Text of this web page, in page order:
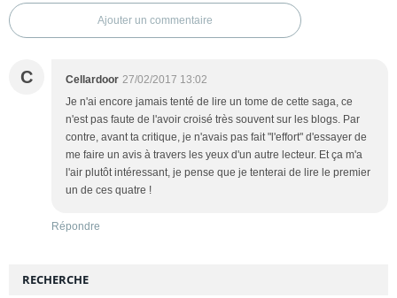
Ajouter un commentaire
C Cellardoor 27/02/2017 13:02
Je n'ai encore jamais tenté de lire un tome de cette saga, ce
n'est pas faute de l'avoir croisé très souvent sur les blogs. Par
contre, avant ta critique, je n'avais pas fait "l'effort" d'essayer de
me faire un avis à travers les yeux d'un autre lecteur. Et ça m'a
l'air plutôt intéressant, je pense que je tenterai de lire le premier
un de ces quatre !
Répondre
RECHERCHE